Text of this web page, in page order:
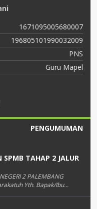
1671070904660004
196604091990031005
PNS
Guru Kelas
PENGUMUMAN
SPMB TAHAP 2 JALUR
2 PALEMBANG
Yth. Bapak/Ibu...